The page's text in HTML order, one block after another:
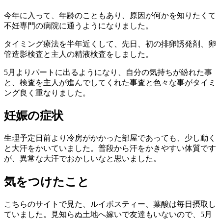
今年に入って、年齢のこともあり、原因が何かを知りたくて
不妊専門の病院に通うようになりました。
タイミング療法を半年近くして、先日、初の排卵誘発剤、卵
管造影検査と主人の精液検査をしました。
5月よりパートに出るようになり、自分の気持ちが紛れた事
と、検査を主人が進んでしてくれた事査と色々な事がタイミ
ング良く重なりました。
妊娠の症状
生理予定日前より冷房がかかった部屋であっても、少し動く
と大汗をかいていました。普段から汗をかきやすい体質です
が、異常な大汗でおかしいなと思いました。
気をつけたこと
こちらのサイトで見た、ルイボスティー、葉酸は毎日摂取し
ていました。見知らぬ土地へ嫁いで友達もいないので、5月